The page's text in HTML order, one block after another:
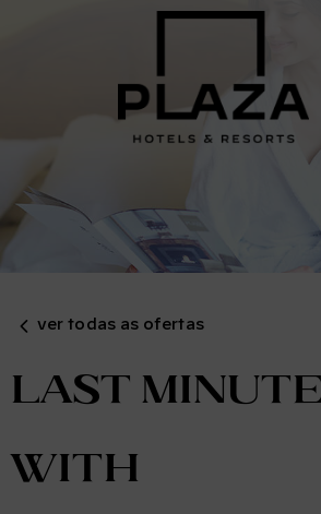
ver todas as ofertas
Last Minute
with